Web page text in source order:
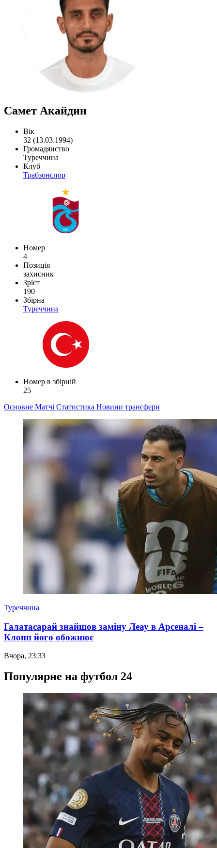
Самет Акайдин
Вік
32 (13.03.1994)
Громадянство
Туреччина
Клуб
Трабзонспор
Номер
4
Позиція
захисник
Зріст
190
Збірна
Туреччина
Номер в збірній
25
Основне Матчі Статистика Новини трансфери
Туреччина
Галатасарай знайшов заміну Леау в Арсеналі –
Клопп його обожнює
Вчора, 23:33
Популярне на футбол 24